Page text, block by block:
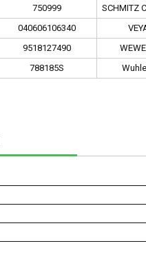
750999
SCHMITZ
040606106340
9518127490
788185S